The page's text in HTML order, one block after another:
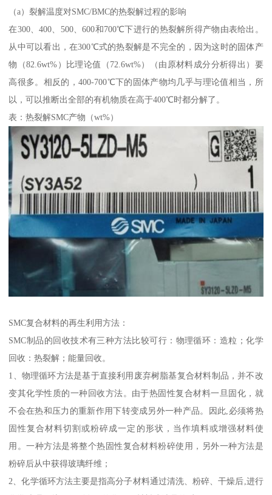
（a）裂解温度对SMC/BMC的热裂解过程的影响
在300、400、500、600和700℃下进行的热裂解所得产物由表给出。
从中可以看出，在300℃式的热裂解是不完全的，因为这时的固体产
物（82.6wt%）比理论值（72.6wt%）（由原材料成分分析得出）要
高很多。相反的，400-700℃下的固体产物均几乎与理论值相当，所
以，可以推断出全部的有机物质在高于400℃时都分解了。
表：热裂解SMC产物（wt%）
SMC复合材料的再生利用方法：
SMC制品的回收技术有三种方法比较可行：物理循环：造粒；化学
回收：热裂解；能量回收。
1、物理循环方法是基于直接利用废弃树脂基复合材料制品，并不改
变其化学性质的一种回收方法。由于热固性复合材料一旦固化，就
不会在热和压力的重新作用下转变成另外一种产品。因此,必须将热
固性复合材料切割或粉碎成一定的形状，当作填料或增强材料使
用。一种方法是将整个热固性复合材料粉碎使用，另外一种方法是
粉碎后从中获得玻璃纤维；
2、化学循环方法主要是指高分子材料通过清洗、粉碎、干燥后,进行